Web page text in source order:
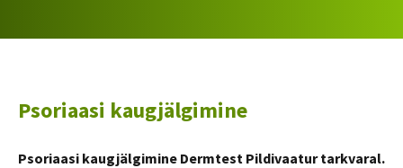
Psoriaasi kaugjälgimine
Psoriaasi kaugjälgimine Dermtest Pildivaatur tarkvaral.